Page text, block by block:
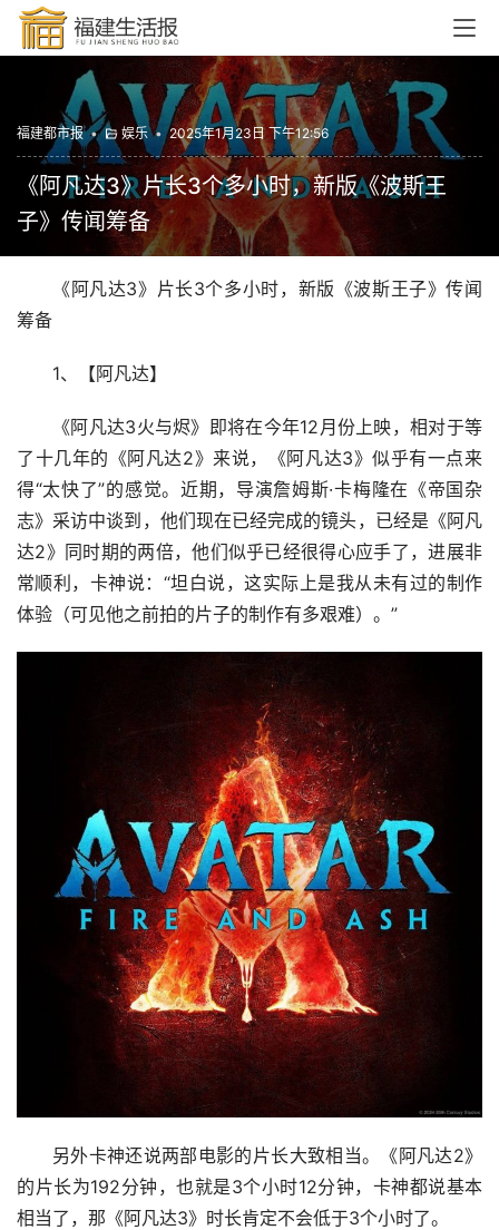
福建都市报 • 娱乐 • 2025年1月23日 下午12:56
《阿凡达3》片长3个多小时，新版《波斯王
子》传闻筹备
《阿凡达3》片长3个多小时，新版《波斯王子》传闻
筹备
1、【阿凡达】
《阿凡达3火与烬》即将在今年12月份上映，相对于等
了十几年的《阿凡达2》来说，《阿凡达3》似乎有一点来
得“太快了”的感觉。近期，导演詹姆斯·卡梅隆在《帝国杂
志》采访中谈到，他们现在已经完成的镜头，已经是《阿凡
达2》同时期的两倍，他们似乎已经很得心应手了，进展非
常顺利，卡神说：“坦白说，这实际上是我从未有过的制作
体验（可见他之前拍的片子的制作有多艰难）。”
另外卡神还说两部电影的片长大致相当。《阿凡达2》
的片长为192分钟，也就是3个小时12分钟，卡神都说基本
相当了，那《阿凡达3》时长肯定不会低于3个小时了。